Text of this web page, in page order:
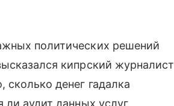
политических решений
кипрский журналист
денег гадалка
ли аудит данных услуг